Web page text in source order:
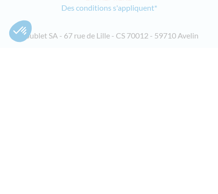
Des conditions s'appliquent*
Doublet SA - 67 rue de Lille - CS 70012 - 59710 Avelin